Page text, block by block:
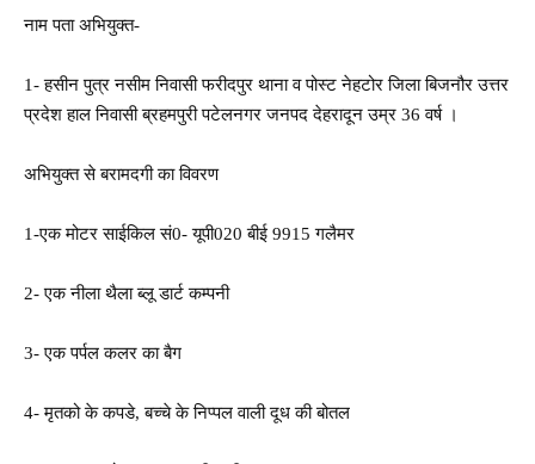
नाम पता अभियुक्त-
1- हसीन पुत्र नसीम निवासी फरीदपुर थाना व पोस्ट नेहटोर जिला बिजनौर उत्तर
प्रदेश हाल निवासी ब्रहमपुरी पटेलनगर जनपद देहरादून उम्र 36 वर्ष ।
अभियुक्त से बरामदगी का विवरण
1-एक मोटर साईकिल सं0- यूपी020 बीई 9915 गलैमर
2- एक नीला थैला ब्लू डार्ट कम्पनी
3- एक पर्पल कलर का बैग
4- मृतको के कपडे, बच्चे के निप्पल वाली दूध की बोतल